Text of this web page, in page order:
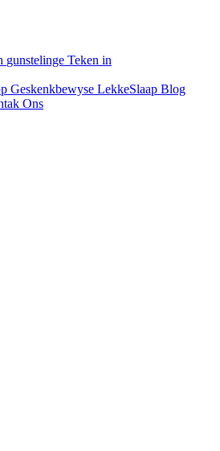
gunstelinge Teken in
Geskenkbewyse LekkeSlaap Blog
Ons